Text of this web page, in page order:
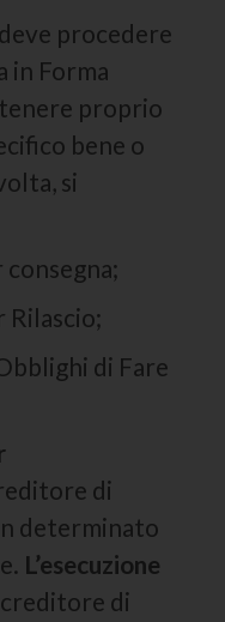
procedere
in Forma
proprio
bene o
si
Rilascio;
di Fare
di
determinato
L’esecuzione
di